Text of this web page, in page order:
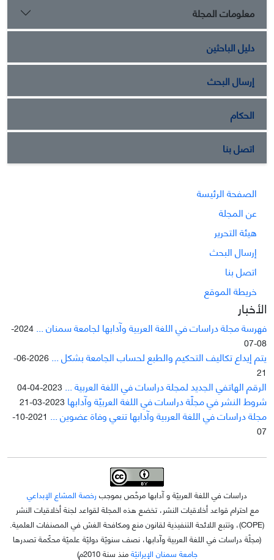
معلومات المجلة
دليل الباحثين
إرسال البحث
الحكام
اتصل بنا
الصفحة الرئيسة
عن المجلة
هيئة التحرير
إرسال البحث
اتصل بنا
خريطة الموقع
الأخبار
فهرسة مجلة دراسات في اللغة العربية وآدابها لجامعة سمنان ...
2024-
08-07
يتم إيداع تکاليف التحکيم والطبع لحساب الجامعة بشکل ...
2026-06-
21
الرقم الهاتفي الجديد لمجلة دراسات في اللغة العربية ... 2023-04-04
شروط النشر في مجلّة دراسات في اللغة العربيّة وآدابها 2023-03-21
مجلة دراسات في اللغة العربية وآدابها تنعي وفاة عضوين ...
2021-10-
07
دراسات في اللغة العربيّة و آدابها مرخّص بموجب رخصة المشاع الإبداعي
مع احترام قواعد أخلاقيات النشر، تخضع هذه المجلة لقواعد لجنة أخلاقيات النشر
(COPE)، وتتبع اللائحة التنفيذية لقانون منع ومكافحة الغش في المصنفات العلمية.
(مجلّة دراسات في اللغة العربية وآدابها، نصف سنويّة دوليّة علميّة محکّمة تصدرها
جامعة سمنان الإيرانيّةمنذ سنة 2010م)